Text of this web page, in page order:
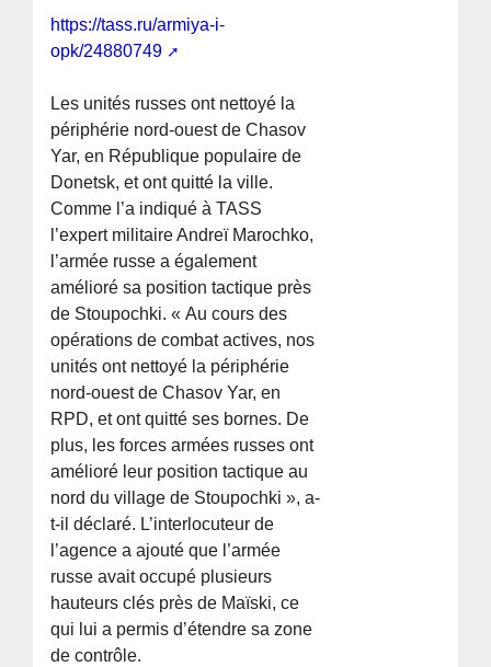
https://tass.ru/armiya-i-
opk/24880749
Les unités russes ont nettoyé la
périphérie nord-ouest de Chasov
Yar, en République populaire de
Donetsk, et ont quitté la ville.
Comme l’a indiqué à TASS
l’expert militaire Andreï Marochko,
l’armée russe a également
amélioré sa position tactique près
de Stoupochki. « Au cours des
opérations de combat actives, nos
unités ont nettoyé la périphérie
nord-ouest de Chasov Yar, en
RPD, et ont quitté ses bornes. De
plus, les forces armées russes ont
amélioré leur position tactique au
nord du village de Stoupochki », a-
t-il déclaré. L’interlocuteur de
l’agence a ajouté que l’armée
russe avait occupé plusieurs
hauteurs clés près de Maïski, ce
qui lui a permis d’étendre sa zone
de contrôle.